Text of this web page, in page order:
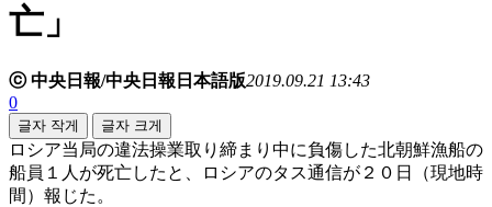
亡」
ⓒ 中央日報/中央日報日本語版2019.09.21 13:43
0
글자 작게 글자 크게
ロシア当局の違法操業取り締まり中に負傷した北朝鮮漁船の
船員１人が死亡したと、ロシアのタス通信が２０日（現地時
間）報じた。